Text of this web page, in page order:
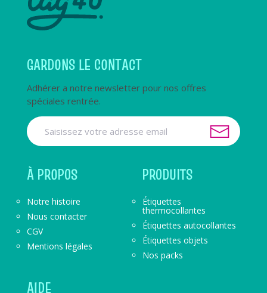
GARDONS LE CONTACT
Adhérer a notre newsletter pour nos offres
spéciales rentrée.
À PROPOS
Notre histoire
Nous contacter
CGV
Mentions légales
PRODUITS
Étiquettes
thermocollantes
Étiquettes autocollantes
Étiquettes objets
Nos packs
AIDE